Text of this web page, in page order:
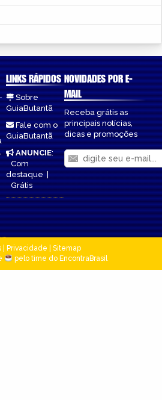
LINKS RÁPIDOS
Sobre
GuiaButantã
Fale com o
GuiaButantã
ANUNCIE:
Com
destaque|
Grátis
NOVIDADES POR E-
MAIL
Receba grátis as
principais notícias,
dicas e promoções
| Privacidade
Sitemap
pelo time do EncontraBrasil